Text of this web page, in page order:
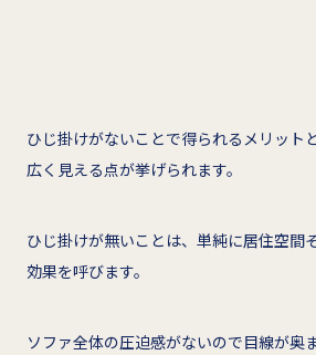
ひじ掛けがないことで得られるメリット
広く見える点が挙げられます。
ひじ掛けが無いことは、単純に居住空間
効果を呼びます。
ソファ全体の圧迫感がないので目線が奥